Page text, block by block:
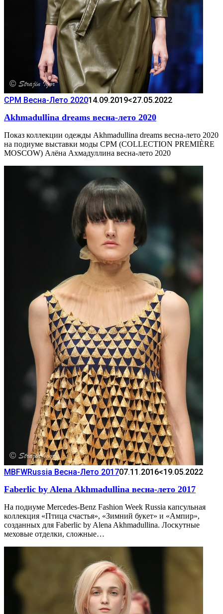
CPM Весна-Лето 202014.09.2019<27.05.2022
Akhmadullina dreams весна-лето 2020
Показ коллекции одежды Akhmadullina dreams весна-лето 2020
на подиуме выставки моды CPM (COLLECTION PREMIÈRE
MOSCOW) Алёна Ахмадуллина весна-лето 2020
MBFWRussia Весна-Лето 201707.11.2016<19.05.2022
Faberlic by Alena Akhmadullina весна-лето 2017
На подиуме Mercedes-Benz Fashion Week Russia капсульная
коллекция «Птица счастья», «Зимний букет» и «Ампир»,
созданных для Faberlic by Alena Akhmadullina. Лоскутные
меховые отделки, сложные…